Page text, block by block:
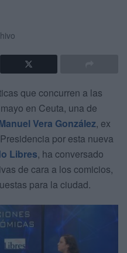
que concurren a las
en Ceuta, una de
Vera González, ex
por esta nueva
Libres, ha conversado
de cara a los comicios,
para la ciudad.